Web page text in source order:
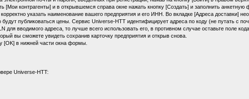
[Мои контрагенты] и в открывшемся справа окне нажать кнопку [Создать] и заполнить анкетную
указать наименование вашего предприятия и его ИНН. Во вкладке [Адреса доставки]
будут публиковаться цены. Сервис Universe-HTT идентифицирует адреса по коду (не путать с
для вводимого адреса, то лучше всего использовать его, в противном случае оставьте поле
вы сможете увидеть сохранив карточку предприятия и открыв снова.
[OK] в нижней части окна формы.
Universe-HTT: